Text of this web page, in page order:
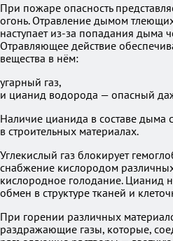
При пожаре опасность
огонь. Отравление дымом
наступает из-за попадания дыма
Отравляющее действие
вещества в нём:
угарный газ,
и цианид водорода — опасный
Наличие цианида в составе дыма
в строительных материалах.
Углекислый газ блокирует
снабжение кислородом
кислородное голодание. Цианид
обмен в структуре тканей и
При горении различных
раздражающие газы, которые,